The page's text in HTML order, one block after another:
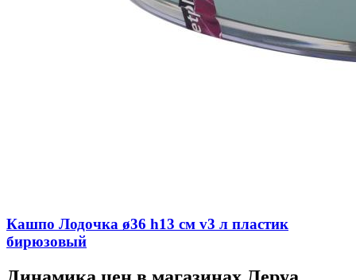
Кашпо Лодочка ø36 h13 см v3 л пластик
бирюзовый